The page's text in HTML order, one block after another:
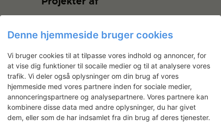
Ditte Ejlerskov: The Cult of
Oxytocin
Denne hjemmeside bruger cookies
Vi bruger cookies til at tilpasse vores indhold og annoncer, for
at vise dig funktioner til socaile medier og til at analysere vores
trafik. Vi deler også oplysninger om din brug af vores
hjemmeside med vores partnere inden for sociale medier,
annonceringspartnere og analysepartnere. Vores partnere kan
kombinere disse data med andre oplysninger, du har givet
dem, eller som de har indsamlet fra din brug af deres tjenester.